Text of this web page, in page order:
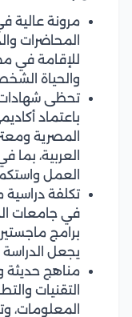
مرونة عالية
المحاضرات
للإقامة في
والحياة
تحظى
باعتماد
المصرية
العربية،
العمل
تكلفة
في جامعات
برامج
يجعل الدراسة
مناهج حديثة
التقنيات
المعلومات،